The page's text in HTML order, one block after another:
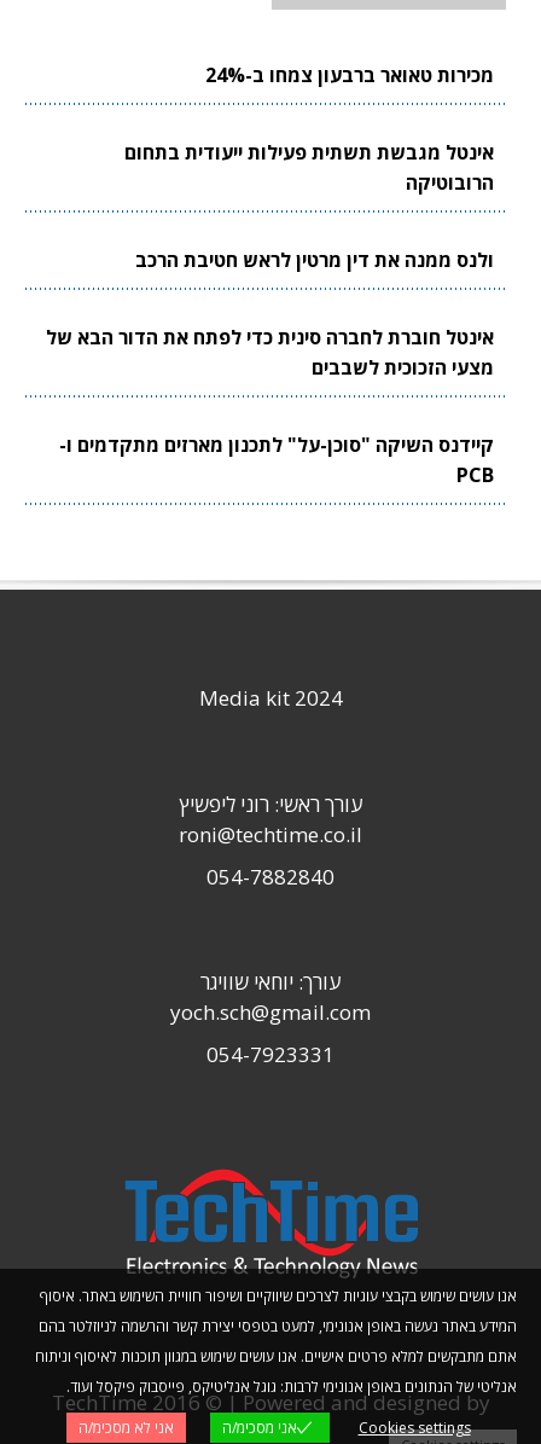
מכירות טאואר ברבעון צמחו ב-24%
אינטל מגבשת תשתית פעילות ייעודית בתחום
הרובוטיקה
ולנס ממנה את דין מרטין לראש חטיבת הרכב
אינטל חוברת לחברה סינית כדי לפתח את הדור הבא של
מצעי הזכוכית לשבבים
קיידנס השיקה "סוכן-על" לתכנון מארזים מתקדמים ו-
PCB
אנו עושים שימוש בקבצי עוגיות לצרכים שיווקיים ושיפור חוויית השימוש באתר. איסוף
המידע באתר נעשה באופן אנונימי, למעט בטפסי יצירת קשר והרשמה לניוזלטר בהם
אתם מתבקשים למלא פרטים אישיים. אנו עושים שימוש במגוון תוכנות לאיסוף וניתוח
אנליטי של הנתונים באופן אנונימי לרבות: גוגל אנליטיקס, פייסבוק פיקסל ועוד.
Cookies settings
אני מסכימ/ה אני לא מסכימ/ה
Media kit 2024
עורך ראשי: רוני ליפשיץ
roni@techtime.co.il
054-7882840
עורך: יוחאי שוויגר
yoch.sch@gmail.com
054-7923331
TechTime 2016 © | Powered and designed by
Planwize